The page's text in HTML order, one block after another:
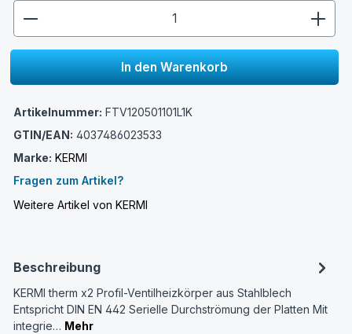
In den Warenkorb
Artikelnummer: FTV120501101L1K
GTIN/EAN: 4037486023533
Marke: KERMI
Fragen zum Artikel?
Weitere Artikel von KERMI
Beschreibung
KERMI therm x2 Profil-Ventilheizkörper aus Stahlblech
Entspricht DIN EN 442 Serielle Durchströmung der Platten Mit
integrie… Mehr